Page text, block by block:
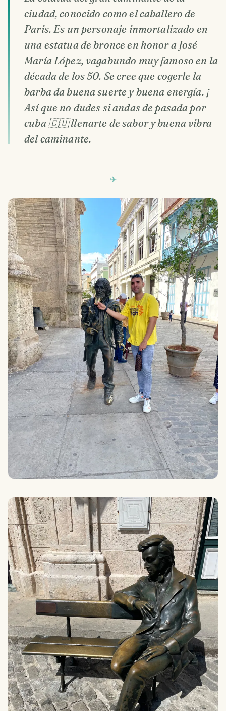
ciudad, conocido como el caballero de
Paris. Es un personaje inmortalizado en
una estatua de bronce en honor a José
María López, vagabundo muy famoso en la
década de los 50. Se cree que cogerle la
barba da buena suerte y buena energía. ¡
Así que no dudes si andas de pasada por
cuba 🇨🇺 llenarte de sabor y buena vibra
del caminante.